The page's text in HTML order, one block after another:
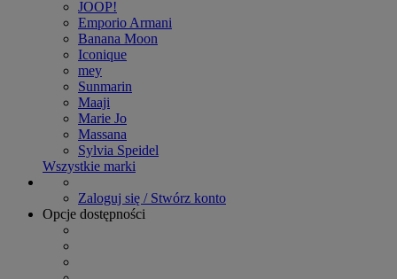
JOOP!
Emporio Armani
Banana Moon
Iconique
mey
Sunmarin
Maaji
Marie Jo
Massana
Sylvia Speidel
Wszystkie marki
Zaloguj się / Stwórz konto
Opcje dostępności